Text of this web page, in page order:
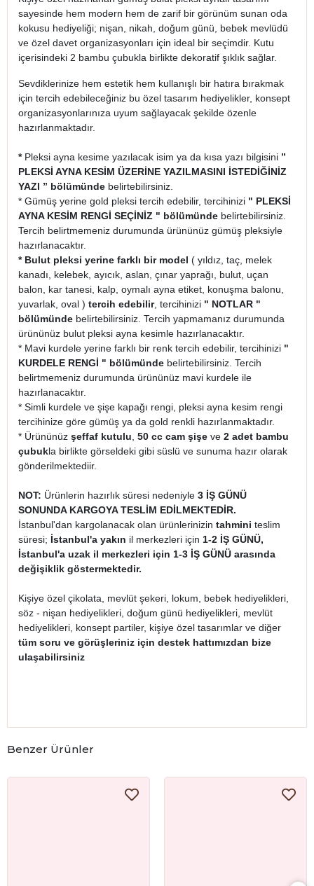
sayesinde hem modern hem de zarif bir görünüm sunan oda
kokusu hediyeliği; nişan, nikah, doğum günü, bebek mevlüdü
ve özel davet organizasyonları için ideal bir seçimdir. Kutu
içerisindeki 2 bambu çubukla birlikte dekoratif şıklık sağlar.
Sevdiklerinize hem estetik hem kullanışlı bir hatıra bırakmak
için tercih edebileceğiniz bu özel tasarım hediyelikler, konsept
organizasyonlarınıza uyum sağlayacak şekilde özenle
hazırlanmaktadır.
*Pleksi ayna kesime yazılacak isim ya da kısa yazı bilgisini ”
PLEKSİ AYNA KESİM ÜZERİNE YAZILMASINI İSTEDİĞİNİZ
YAZI ” bölümünde belirtebilirsiniz.
* Gümüş yerine gold pleksi tercih edebilir, tercihinizi " PLEKSİ
AYNA KESİM RENGİ SEÇİNİZ " bölümünde belirtebilirsiniz.
Tercih belirtmemeniz durumunda ürününüz gümüş pleksiyle
hazırlanacaktır.
* Bulut pleksi yerine farklı bir model ( yıldız, taç, melek
kanadı, kelebek, ayıcık, aslan, çınar yaprağı, bulut, uçan
balon, kar tanesi, kalp, oymalı ayna etiket, konuşma balonu,
yuvarlak, oval ) tercih edebilir, tercihinizi " NOTLAR "
bölümünde belirtebilirsiniz. Tercih yapmamanız durumunda
ürününüz bulut pleksi ayna kesimle hazırlanacaktır.
* Mavi kurdele yerine farklı bir renk tercih edebilir, tercihinizi "
KURDELE RENGİ " bölümünde belirtebilirsiniz. Tercih
belirtmemeniz durumunda ürününüz mavi kurdele ile
hazırlanacaktır.
* Simli kurdele ve şişe kapağı rengi, pleksi ayna kesim rengi
tercihinize göre gümüş ya da gold renkli hazırlanmaktadır.
* Ürününüz şeffaf kutulu, 50 cc cam şişe ve 2 adet bambu
çubukla birlikte görseldeki gibi süslü ve sunuma hazır olarak
gönderilmektediir.
NOT: Ürünlerin hazırlık süresi nedeniyle 3 İŞ GÜNÜ
SONUNDA KARGOYA TESLİM EDİLMEKTEDİR.
İstanbul'dan kargolanacak olan ürünlerinizin tahmini teslim
süresi; İstanbul'a yakın il merkezleri için 1-2 İŞ GÜNÜ,
İstanbul'a uzak il merkezleri için 1-3 İŞ GÜNÜ arasında
değişiklik göstermektedir.
Kişiye özel çikolata, mevlüt şekeri, lokum, bebek hediyelikleri,
söz - nişan hediyelikleri, doğum günü hediyelikleri, mevlüt
hediyelikleri, konsept partiler, kişiye özel tasarımlar ve diğer
tüm soru ve görüşleriniz için destek hattımızdan bize
ulaşabilirsiniz
Benzer Ürünler